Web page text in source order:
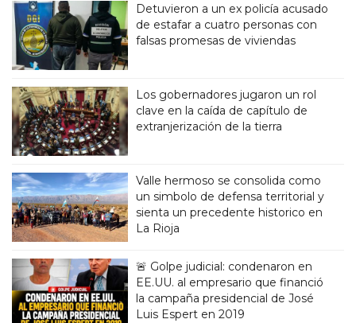
Detuvieron a un ex policía acusado
de estafar a cuatro personas con
falsas promesas de viviendas
Los gobernadores jugaron un rol
clave en la caída de capítulo de
extranjerización de la tierra
Valle hermoso se consolida como
un simbolo de defensa territorial y
sienta un precedente historico en
La Rioja
🚨 Golpe judicial: condenaron en
EE.UU. al empresario que financió
la campaña presidencial de José
Luis Espert en 2019